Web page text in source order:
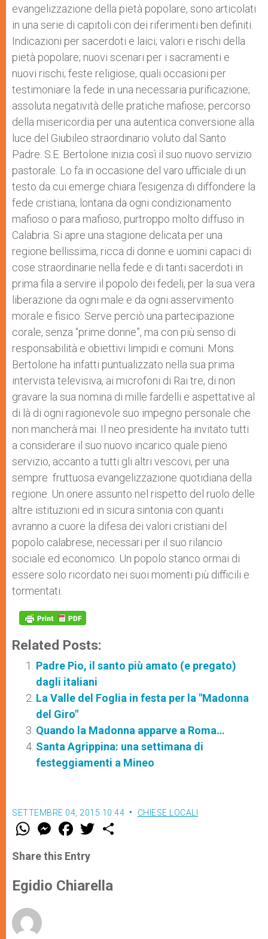
evangelizzazione della pietà popolare, sono articolati
in una serie di capitoli con dei riferimenti ben definiti.
Indicazioni per sacerdoti e laici; valori e rischi della
pietà popolare; nuovi scenari per i sacramenti e
nuovi rischi; feste religiose, quali occasioni per
testimoniare la fede in una necessaria purificazione;
assoluta negatività delle pratiche mafiose; percorso
della misericordia per una autentica conversione alla
luce del Giubileo straordinario voluto dal Santo
Padre. S.E. Bertolone inizia così il suo nuovo servizio
pastorale. Lo fa in occasione del varo ufficiale di un
testo da cui emerge chiara l’esigenza di diffondere la
fede cristiana, lontana da ogni condizionamento
mafioso o para mafioso, purtroppo molto diffuso in
Calabria. Si apre una stagione delicata per una
regione bellissima, ricca di donne e uomini capaci di
cose straordinarie nella fede e di tanti sacerdoti in
prima fila a servire il popolo dei fedeli, per la sua vera
liberazione da ogni male e da ogni asservimento
morale e fisico. Serve perciò una partecipazione
corale, senza “prime donne”, ma con più senso di
responsabilità e obiettivi limpidi e comuni. Mons.
Bertolone ha infatti puntualizzato nella sua prima
intervista televisiva, ai microfoni di Rai tre, di non
gravare la sua nomina di mille fardelli e aspettative al
di là di ogni ragionevole suo impegno personale che
non mancherà mai. Il neo presidente ha invitato tutti
a considerare il suo nuovo incarico quale pieno
servizio, accanto a tutti gli altri vescovi, per una
sempre fruttuosa evangelizzazione quotidiana della
regione. Un onere assunto nel rispetto del ruolo delle
altre istituzioni ed in sicura sintonia con quanti
avranno a cuore la difesa dei valori cristiani del
popolo calabrese, necessari per il suo rilancio
sociale ed economico. Un popolo stanco ormai di
essere solo ricordato nei suoi momenti più difficili e
tormentati.
Related Posts:
Padre Pio, il santo più amato (e pregato)
dagli italiani
La Valle del Foglia in festa per la "Madonna
del Giro"
Quando la Madonna apparve a Roma…
Santa Agrippina: una settimana di
festeggiamenti a Mineo
SETTEMBRE 04, 2015 10:44 CHIESE LOCALI
W
t
s
p
p
M
e
s
e
g
e
F
a
e
b
o
k
w
r
Share this Entry
Egidio Chiarella